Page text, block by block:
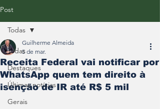
Post
Todas
Destaques
Últimas notícias
Gerais
Todas
Receita Federal vai notificar por
WhatsApp quem tem direito à
isenção de IR até R$ 5 mil
Guilherme Almeida
5 de mar.